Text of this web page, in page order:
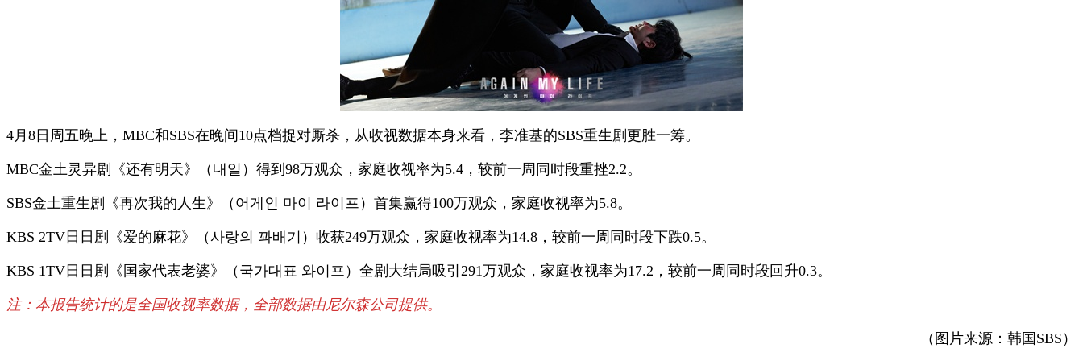
4月8日周五晚上，MBC和SBS在晚间10点档捉对厮杀，从收视数据本身来看，李准基的SBS重生剧更胜一筹。
MBC金土灵异剧《还有明天》（내일）得到98万观众，家庭收视率为5.4，较前一周同时段重挫2.2。
SBS金土重生剧《再次我的人生》（어게인 마이 라이프）首集赢得100万观众，家庭收视率为5.8。
KBS 2TV日日剧《爱的麻花》（사랑의 꽈배기）收获249万观众，家庭收视率为14.8，较前一周同时段下跌0.5。
KBS 1TV日日剧《国家代表老婆》（국가대표 와이프）全剧大结局吸引291万观众，家庭收视率为17.2，较前一周同时段回升0.3。
注：本报告统计的是全国收视率数据，全部数据由尼尔森公司提供。
（图片来源：韩国SBS）